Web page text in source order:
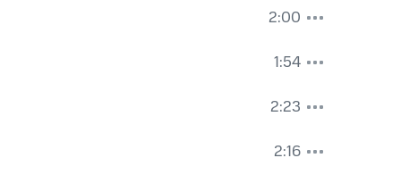
2:00
1:54
2:23
2:16